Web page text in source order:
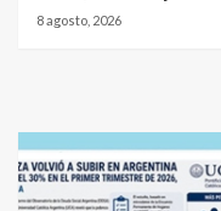
8 agosto, 2026